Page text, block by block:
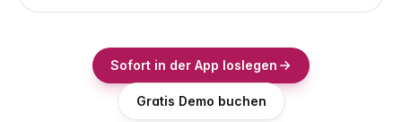
Sofort in der App loslegen
Gratis Demo buchen